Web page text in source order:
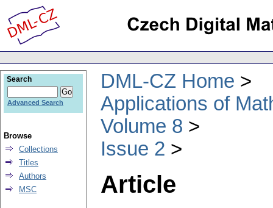
DML-CZ Home
Applications of
Volume 8
Issue 2
Article
Search
Advanced Search
Browse
Collections
Titles
Authors
MSC